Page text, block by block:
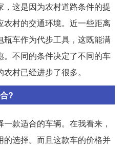
这是因为农村道路条件的提
农村的交通环境。近一些距离
瓶车作为代步工具，这既能满
。不同的条件决定了不同的车
村已经进步了很多。
?
款适合的车辆。在我看来，
的选择。而且这款车的价格并